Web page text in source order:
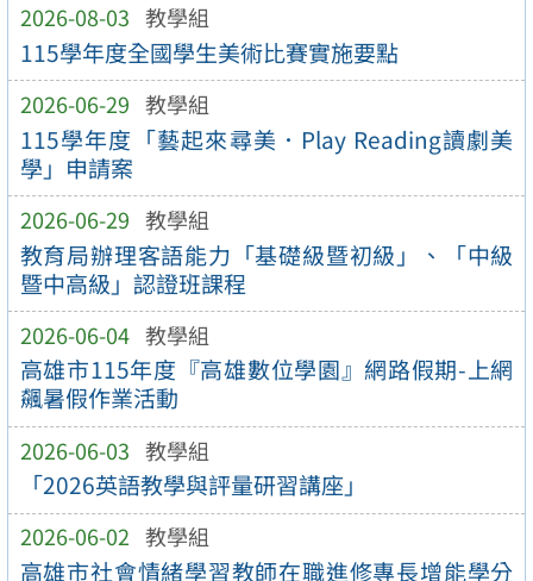
2026-08-03 教學組
115學年度全國學生美術比賽實施要點
2026-06-29 教學組
115學年度「藝起來尋美．Play Reading讀劇美
學」申請案
2026-06-29 教學組
教育局辦理客語能力「基礎級暨初級」、「中級
暨中高級」認證班課程
2026-06-04 教學組
高雄市115年度『高雄數位學園』網路假期-上網
飆暑假作業活動
2026-06-03 教學組
「2026英語教學與評量研習講座」
2026-06-02 教學組
高雄市社會情緒學習教師在職進修專長增能學分